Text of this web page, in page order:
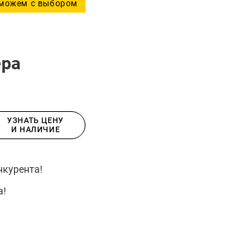
с выбором
УЗНАТЬ ЦЕНУ
И НАЛИЧИЕ